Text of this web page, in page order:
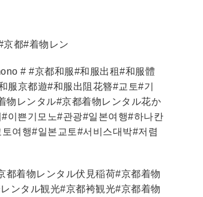
京都#着物レン
# #京都和服#和服出租#和服體
服京都遊#和服出阻花簪#교토#기
物レンタル#京都着物レンタル花か
#이쁜기모노#관광#일본여행#하나칸
토여행#일본교토#서비스대박#저렴
都着物レンタル伏見稲荷#京都着物
ンタル観光#京都袴観光#京都着物